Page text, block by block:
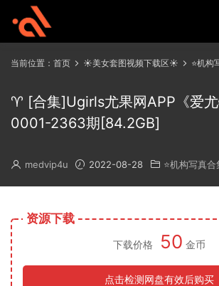
当前位置： 首页 ☀️美女套图视频下载区☀️ ⭐机构
♈ [合集]Ugirls尤果网APP《爱
0001-2363期[84.2GB]
medvip4u 2022-08-28 ⭐机构写真合
资源下载
下载价格 50 金币
点击检测网盘有效后购买